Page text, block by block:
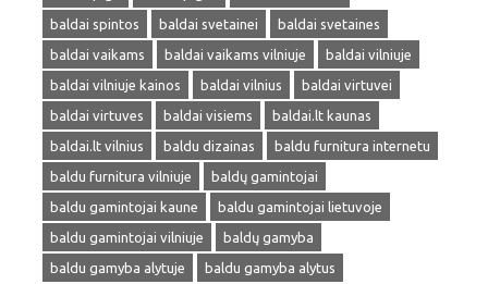
baldai spintos
baldai svetainei
baldai svetaines
baldai vaikams
baldai vaikams vilniuje
baldai vilniuje
baldai vilniuje kainos
baldai vilnius
baldai virtuvei
baldai virtuves
baldai visiems
baldai.lt kaunas
baldai.lt vilnius
baldu dizainas
baldu furnitura internetu
baldu furnitura vilniuje
baldų gamintojai
baldu gamintojai kaune
baldu gamintojai lietuvoje
baldu gamintojai vilniuje
baldų gamyba
baldu gamyba alytuje
baldu gamyba alytus